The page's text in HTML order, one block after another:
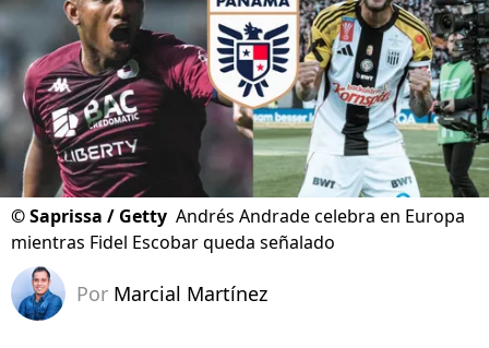
©Saprissa / Getty Andrés Andrade celebra en Europa
mientras Fidel Escobar queda señalado
Por Marcial Martínez